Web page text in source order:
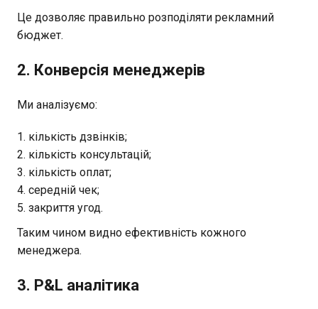
Це дозволяє правильно розподіляти рекламний
бюджет.
2. Конверсія менеджерів
Ми аналізуємо:
кількість дзвінків;
кількість консультацій;
кількість оплат;
середній чек;
закриття угод.
Таким чином видно ефективність кожного
менеджера.
3. P&L аналітика